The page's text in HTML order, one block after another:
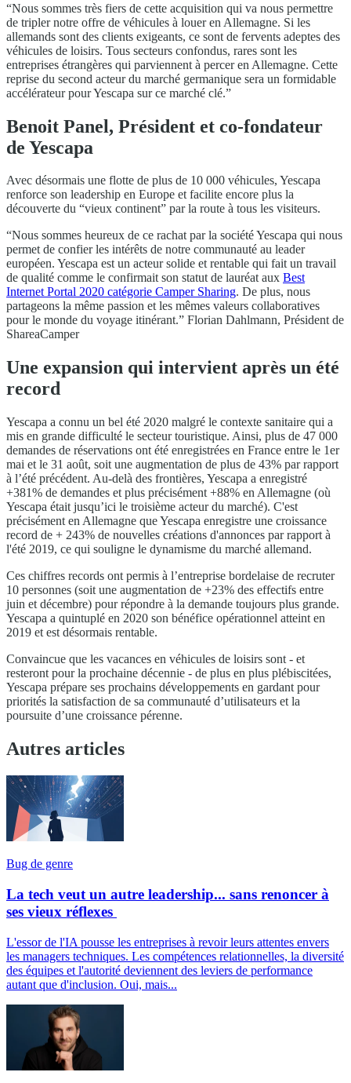
“Nous sommes très fiers de cette acquisition qui va nous permettre
de tripler notre offre de véhicules à louer en Allemagne. Si les
allemands sont des clients exigeants, ce sont de fervents adeptes des
véhicules de loisirs. Tous secteurs confondus, rares sont les
entreprises étrangères qui parviennent à percer en Allemagne. Cette
reprise du second acteur du marché germanique sera un formidable
accélérateur pour Yescapa sur ce marché clé.”
Benoit Panel, Président et co-fondateur
de Yescapa
Avec désormais une flotte de plus de 10 000 véhicules, Yescapa
renforce son leadership en Europe et facilite encore plus la
découverte du “vieux continent” par la route à tous les visiteurs.
“Nous sommes heureux de ce rachat par la société Yescapa qui nous
permet de confier les intérêts de notre communauté au leader
européen. Yescapa est un acteur solide et rentable qui fait un travail
de qualité comme le confirmait son statut de lauréat aux Best
Internet Portal 2020 catégorie Camper Sharing. De plus, nous
partageons la même passion et les mêmes valeurs collaboratives
pour le monde du voyage itinérant.” Florian Dahlmann, Président de
ShareaCamper
Une expansion qui intervient après un été
record
Yescapa a connu un bel été 2020 malgré le contexte sanitaire qui a
mis en grande difficulté le secteur touristique. Ainsi, plus de 47 000
demandes de réservations ont été enregistrées en France entre le 1er
mai et le 31 août, soit une augmentation de plus de 43% par rapport
à l’été précédent. Au-delà des frontières, Yescapa a enregistré
+381% de demandes et plus précisément +88% en Allemagne (où
Yescapa était jusqu’ici le troisième acteur du marché). C'est
précisément en Allemagne que Yescapa enregistre une croissance
record de + 243% de nouvelles créations d'annonces par rapport à
l'été 2019, ce qui souligne le dynamisme du marché allemand.
Ces chiffres records ont permis à l’entreprise bordelaise de recruter
10 personnes (soit une augmentation de +23% des effectifs entre
juin et décembre) pour répondre à la demande toujours plus grande.
Yescapa a quintuplé en 2020 son bénéfice opérationnel atteint en
2019 et est désormais rentable.
Convaincue que les vacances en véhicules de loisirs sont - et
resteront pour la prochaine décennie - de plus en plus plébiscitées,
Yescapa prépare ses prochains développements en gardant pour
priorités la satisfaction de sa communauté d’utilisateurs et la
poursuite d’une croissance pérenne.
Autres articles
Bug de genre
La tech veut un autre leadership... sans renoncer à
ses vieux réflexes
L'essor de l'IA pousse les entreprises à revoir leurs attentes envers
les managers techniques. Les compétences relationnelles, la diversité
des équipes et l'autorité deviennent des leviers de performance
autant que d'inclusion. Oui, mais...